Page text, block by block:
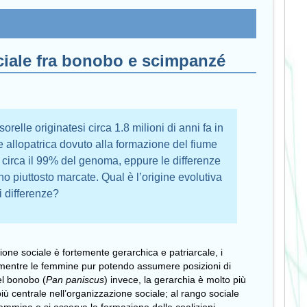
fra bonobo e scimpanzé
originatesi circa 1.8 milioni di anni fa in
dovuto alla formazione del fiume
il 99% del genoma, eppure le differenze
piuttosto marcate. Qual è l’origine evolutiva
differenze?
sociale è fortemente gerarchica e patriarcale, i
le femmine pur potendo assumere posizioni di
bonobo (Pan paniscus) invece, la gerarchia è molto più
centrale nell’organizzazione sociale; al rango sociale